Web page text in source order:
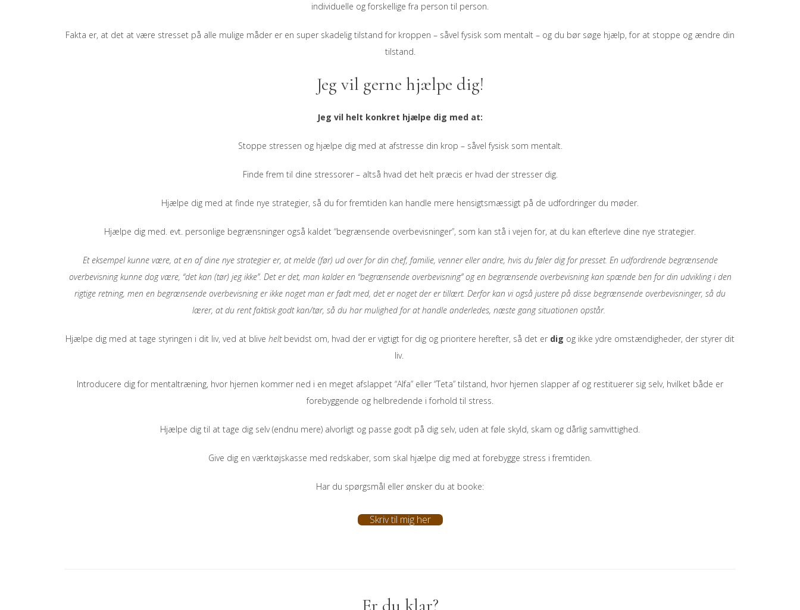
individuelle og forskellige fra person til person.
Fakta er, at det at være stresset på alle mulige måder er en super skadelig tilstand for kroppen – såvel fysisk som mentalt – og du bør søge hjælp, for at stoppe og ændre din
tilstand.
Jeg vil gerne hjælpe dig!
Jeg vil helt konkret hjælpe dig med at:
Stoppe stressen og hjælpe dig med at afstresse din krop – såvel fysisk som mentalt.
Finde frem til dine stressorer – altså hvad det helt præcis er hvad der stresser dig.
Hjælpe dig med at finde nye strategier, så du for fremtiden kan handle mere hensigtsmæssigt på de udfordringer du møder.
Hjælpe dig med. evt. personlige begrænsninger også kaldet “begrænsende overbevisninger”, som kan stå i vejen for, at du kan efterleve dine nye strategier.
Et eksempel kunne være, at en af dine nye strategier er, at melde (før) ud over for din chef, familie, venner eller andre, hvis du føler dig for presset. En udfordrende begrænsende
overbevisning kunne dog være, “det kan (tør) jeg ikke”. Det er det, man kalder en “begrænsende overbevisning” og en begrænsende overbevisning kan spænde ben for din udvikling i den
rigtige retning, men en begrænsende overbevisning er ikke noget man er født med, det er noget der er tillært. Derfor kan vi også justere på disse begrænsende overbevisninger, så du
lærer, at du rent faktisk godt kan/tør, så du har mulighed for at handle anderledes, næste gang situationen opstår.
Hjælpe dig med at tage styringen i dit liv, ved at blive heltbevidst om, hvad der er vigtigt for dig og prioritere herefter, så det er dig og ikke ydre omstændigheder, der styrer dit
liv.
Introducere dig for mentaltræning, hvor hjernen kommer ned i en meget afslappet “Alfa” eller “Teta” tilstand, hvor hjernen slapper af og restituerer sig selv, hvilket både er
forebyggende og helbredende i forhold til stress.
Hjælpe dig til at tage dig selv (endnu mere) alvorligt og passe godt på dig selv, uden at føle skyld, skam og dårlig samvittighed.
Give dig en værktøjskasse med redskaber, som skal hjælpe dig med at forebygge stress i fremtiden.
Har du spørgsmål eller ønsker du at booke:
Skriv til mig her
Er du klar?